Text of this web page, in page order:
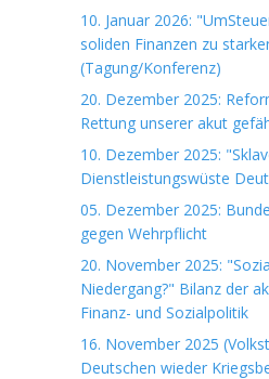
10. Januar 2026:
soliden Finanzen zu
(Tagung/Konferenz)
20. Dezember 2025:
Rettung unserer akut
10. Dezember 2025:
Dienstleistungswüste
05. Dezember 2025:
gegen Wehrpflicht
20. November 2025:
Niedergang?" Bilanz der
Finanz- und Sozialpolitik
16. November 2025
Deutschen wieder